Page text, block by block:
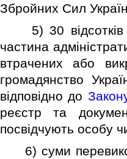
Збройних Сил
5) 30 вiдсоткiв
частина
втрачених або
громадянство
вiдповiдно до
реєстр та
посвiдчують особу
6) суми